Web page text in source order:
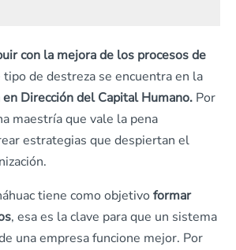
con la mejora de los procesos de
tipo de destreza se encuentra en la
Dirección del Capital Humano. Por
maestría que vale la pena
estrategias que despiertan el
tiene como objetivo formar
, esa es la clave para que un sistema
una empresa funcione mejor. Por